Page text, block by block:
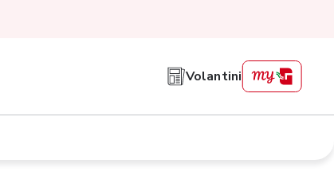
Volantini